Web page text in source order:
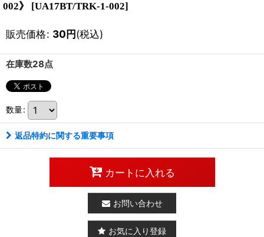
002》
[UA17BT/TRK-1-002]
販売価格: 30円(税込)
在庫数28点
数量:
返品特約に関する重要事項
カートに入れる
お問い合わせ
お気に入り登録